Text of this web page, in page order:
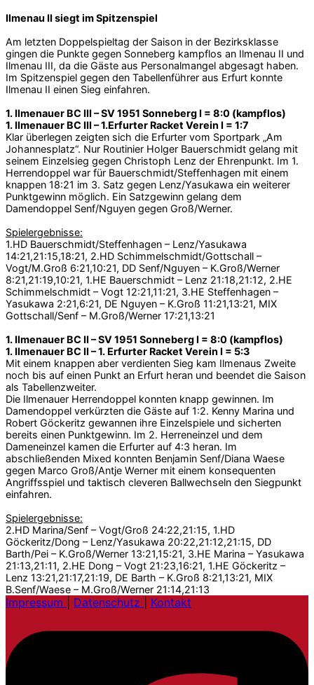
Ilmenau II siegt im Spitzenspiel
Am letzten Doppelspieltag der Saison in der Bezirksklasse
gingen die Punkte gegen Sonneberg kampflos an Ilmenau II und
Ilmenau III, da die Gäste aus Personalmangel abgesagt haben.
Im Spitzenspiel gegen den Tabellenführer aus Erfurt konnte
Ilmenau II einen Sieg einfahren.
1. Ilmenauer BC III – SV 1951 Sonneberg I = 8:0 (kampflos)
1. Ilmenauer BC III – 1.Erfurter Racket Verein I = 1:7
Klar überlegen zeigten sich die Erfurter vom Sportpark „Am
Johannesplatz“. Nur Routinier Holger Bauerschmidt gelang mit
seinem Einzelsieg gegen Christoph Lenz der Ehrenpunkt. Im 1.
Herrendoppel war für Bauerschmidt/Steffenhagen mit einem
knappen 18:21 im 3. Satz gegen Lenz/Yasukawa ein weiterer
Punktgewinn möglich. Ein Satzgewinn gelang dem
Damendoppel Senf/Nguyen gegen Groß/Werner.
Spielergebnisse:
1.HD Bauerschmidt/Steffenhagen – Lenz/Yasukawa
14:21,21:15,18:21, 2.HD Schimmelschmidt/Gottschall –
Vogt/M.Groß 6:21,10:21, DD Senf/Nguyen – K.Groß/Werner
8:21,21:19,10:21, 1.HE Bauerschmidt – Lenz 21:18,21:12, 2.HE
Schimmelschmidt – Vogt 12:21,11:21, 3.HE Steffenhagen –
Yasukawa 2:21,6:21, DE Nguyen – K.Groß 11:21,13:21, MIX
Gottschall/Senf – M.Groß/Werner 17:21,13:21
1. Ilmenauer BC II – SV 1951 Sonneberg I = 8:0 (kampflos)
1. Ilmenauer BC II – 1. Erfurter Racket Verein I = 5:3
Mit einem knappen aber verdienten Sieg kam Ilmenaus Zweite
noch bis auf einen Punkt an Erfurt heran und beendet die Saison
als Tabellenzweiter.
Die Ilmenauer Herrendoppel konnten knapp gewinnen. Im
Damendoppel verkürzten die Gäste auf 1:2. Kenny Marina und
Robert Göckeritz gewannen ihre Einzelspiele und sicherten
bereits einen Punktgewinn. Im 2. Herreneinzel und dem
Dameneinzel kamen die Erfurter auf 4:3 heran. Im
abschließenden Mixed konnten Benjamin Senf/Diana Waese
gegen Marco Groß/Antje Werner mit einem konsequenten
Angriffsspiel und taktisch cleveren Ballwechseln den Siegpunkt
einfahren.
Spielergebnisse:
2.HD Marina/Senf – Vogt/Groß 24:22,21:15, 1.HD
Göckeritz/Dong – Lenz/Yasukawa 20:22,21:12,21:15, DD
Barth/Pei – K.Groß/Werner 13:21,15:21, 3.HE Marina – Yasukawa
21:13,21:11, 2.HE Dong – Vogt 21:23,16:21, 1.HE Göckeritz –
Lenz 13:21,21:17,21:19, DE Barth – K.Groß 8:21,13:21, MIX
B.Senf/Waese – M.Groß/Werner 21:14,21:13
Impressum Datenschutz Kontakt